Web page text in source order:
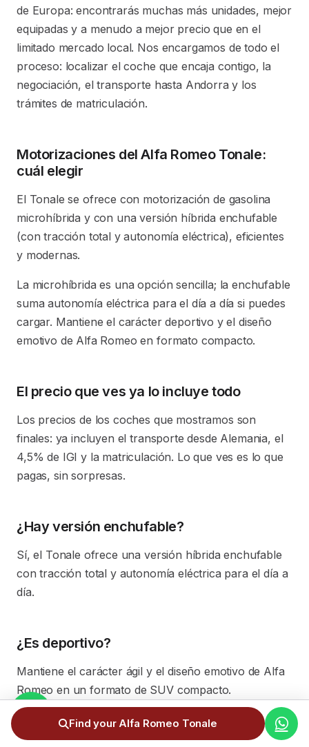
de Europa: encontrarás muchas más unidades, mejor
equipadas y a menudo a mejor precio que en el
limitado mercado local. Nos encargamos de todo el
proceso: localizar el coche que encaja contigo, la
negociación, el transporte hasta Andorra y los
trámites de matriculación.
Motorizaciones del Alfa Romeo Tonale:
cuál elegir
El Tonale se ofrece con motorización de gasolina
microhíbrida y con una versión híbrida enchufable
(con tracción total y autonomía eléctrica), eficientes
y modernas.
La microhíbrida es una opción sencilla; la enchufable
suma autonomía eléctrica para el día a día si puedes
cargar. Mantiene el carácter deportivo y el diseño
emotivo de Alfa Romeo en formato compacto.
El precio que ves ya lo incluye todo
Los precios de los coches que mostramos son
finales: ya incluyen el transporte desde Alemania, el
4,5% de IGI y la matriculación. Lo que ves es lo que
pagas, sin sorpresas.
¿Hay versión enchufable?
Sí, el Tonale ofrece una versión híbrida enchufable
con tracción total y autonomía eléctrica para el día a
día.
¿Es deportivo?
Mantiene el carácter ágil y el diseño emotivo de Alfa
Romeo en un formato de SUV compacto.
¿Es eficiente?
Find your Alfa Romeo Tonale